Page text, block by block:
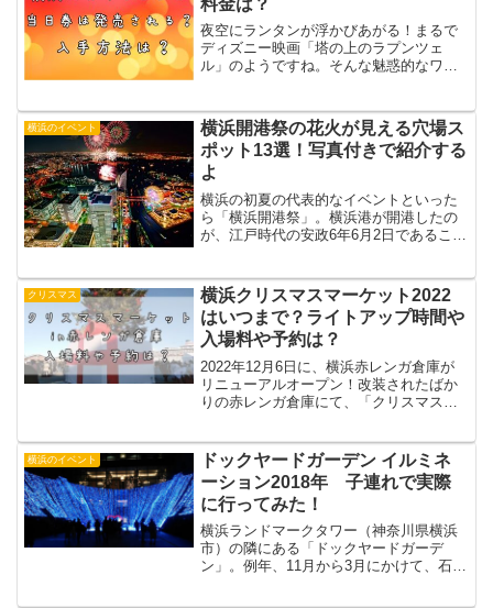
料金は？
夜空にランタンが浮かびあがる！まるで
ディズニー映画「塔の上のラプンツェ
ル」のようですね。そんな魅惑的なワン
vol.3」が、横浜みなとみらい地区の臨港
パークで12月1...
横浜のイベント
横浜開港祭の花火が見える穴場ス
ポット13選！写真付きで紹介する
よ
横浜の初夏の代表的なイベントといった
ら「横浜開港祭」。横浜港が開港したの
が、江戸時代の安政6年6月2日であること
月2日と前日、あるいは翌日（開催年度に
よって異なりま...
クリスマス
横浜クリスマスマーケット2022
はいつまで？ライトアップ時間や
入場料や予約は？
2022年12月6日に、横浜赤レンガ倉庫が
リニューアルオープン！改装されたばか
りの赤レンガ倉庫にて、「クリスマスマ
続き、今年も開催決定！どんな内容にな
るのでしょうか。...
横浜のイベント
ドックヤードガーデン イルミネ
ーション2018年 子連れで実際
に行ってみた！
横浜ランドマークタワー（神奈川県横浜
市）の隣にある「ドックヤードガーデ
ン」。例年、11月から3月にかけて、石壁